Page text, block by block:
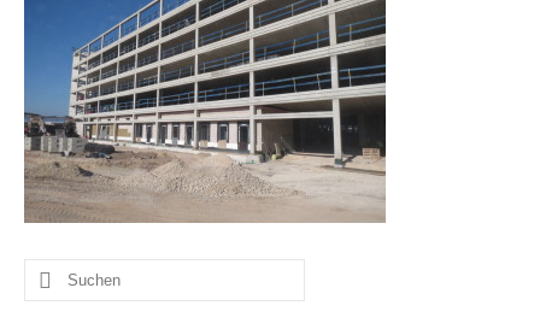
Rohbauabrechnungen
BIM-Abrechnung
Werdegang
Kontakt
Suche
nach: